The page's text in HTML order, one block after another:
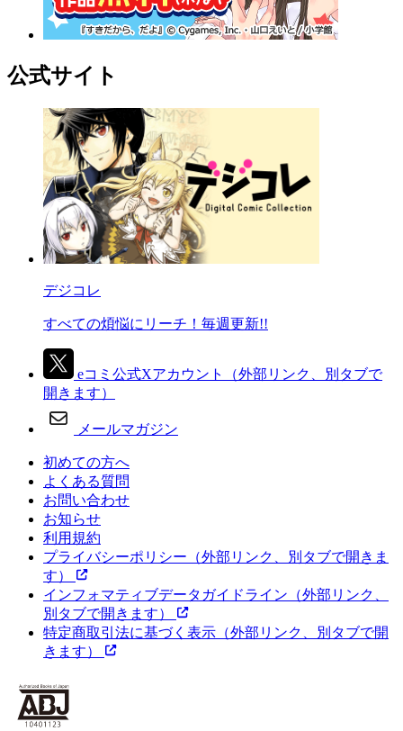
公式サイト
デジコレ
すべての煩悩にリーチ！毎週更新!!
eコミ公式Xアカウント
（外部リンク、別タブで
開きます）
メールマガジン
初めての方へ
よくある質問
お問い合わせ
お知らせ
利用規約
プライバシーポリシー （外部リンク、別タブで開きま
す）
インフォマティブデータガイドライン （外部リンク、
別タブで開きます）
特定商取引法に基づく表示 （外部リンク、別タブで開
きます）